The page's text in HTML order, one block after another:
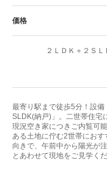
価格
２ＬＤＫ＋２ＳＬ
最寄り駅まで徒歩5分！設備
SLDK(納戸)」。二世帯住宅
現況空き家につきご内覧可
ある土地に佇む2世帯にお
向きで、午前中から陽光が
とあわせて現地をご見学くだ